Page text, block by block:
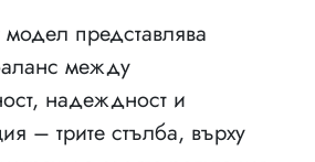
представлява
между
надеждност и
– трите стълба, върху